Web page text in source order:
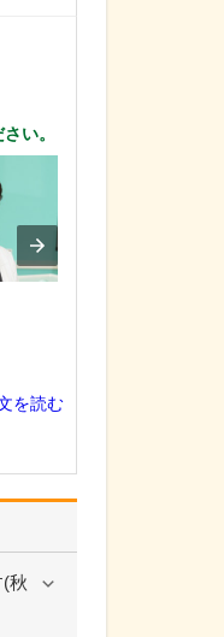
秋
い。
を読む